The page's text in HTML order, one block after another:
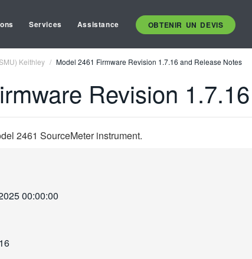
Services Assistance OBTENIR UN DEVIS
Keithley Model 2461 Firmware Revision 1.7.16 and Release Notes
Revision
2461 SourceMeter instrument.
00:00:00